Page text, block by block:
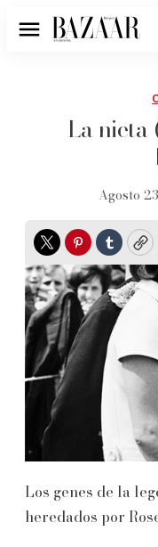
Menú
La nieta
Agosto
TwitterPinterest
Tumblr
Los genes de la
heredados por